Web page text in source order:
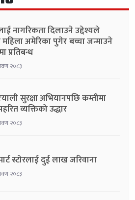
नागरिकता दिलाउने उद्देश्यले
महिला अमेरिका पुगेर बच्चा जन्माउने
प्रतिबन्ध
२०८३
सुरक्षा अभियानपछि कम्तीमा
व्यक्तिको उद्धार
२०८३
स्टोरलाई दुई लाख जरिवाना
२०८३